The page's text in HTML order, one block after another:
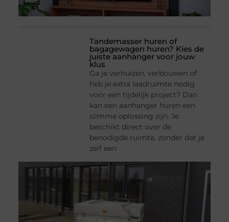
Tandemasser huren of
bagagewagen huren? Kies de
juiste aanhanger voor jouw
klus
Ga je verhuizen, verbouwen of
heb je extra laadruimte nodig
voor een tijdelijk project? Dan
kan een aanhanger huren een
slimme oplossing zijn. Je
beschikt direct over de
benodigde ruimte, zonder dat je
zelf een